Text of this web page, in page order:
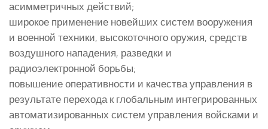
асимметричных действий;
широкое применение новейших систем вооружения
и военной техники, высокоточного оружия, средств
воздушного нападения, разведки и
радиоэлектронной борьбы;
повышение оперативности и качества управления в
результате перехода к глобальным интегрированных
автоматизированных систем управления войсками и